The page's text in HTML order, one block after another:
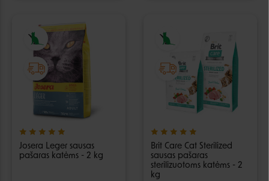
Josera Leger sausas
pašaras katėms - 2 kg
Brit Care Cat Sterilized
sausas pašaras
sterilizuotoms katėms - 2
kg